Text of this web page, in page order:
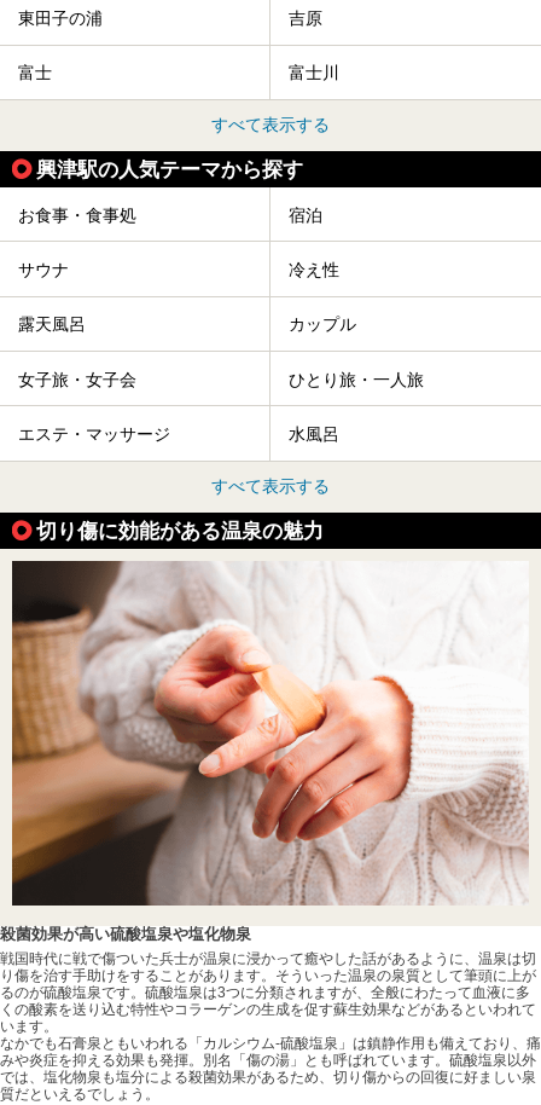
東田子の浦 吉原
富士 富士川
すべて表示する
興津駅の人気テーマから探す
お食事・食事処 宿泊
サウナ 冷え性
露天風呂 カップル
女子旅・女子会 ひとり旅・一人旅
エステ・マッサージ 水風呂
すべて表示する
切り傷に効能がある温泉の魅力
殺菌効果が高い硫酸塩泉や塩化物泉
戦国時代に戦で傷ついた兵士が温泉に浸かって癒やした話があるように、温泉は切
り傷を治す手助けをすることがあります。そういった温泉の泉質として筆頭に上が
るのが硫酸塩泉です。硫酸塩泉は3つに分類されますが、全般にわたって血液に多
くの酸素を送り込む特性やコラーゲンの生成を促す蘇生効果などがあるといわれて
います。
なかでも石膏泉ともいわれる「カルシウム-硫酸塩泉」は鎮静作用も備えており、痛
みや炎症を抑える効果も発揮。別名「傷の湯」とも呼ばれています。硫酸塩泉以外
では、塩化物泉も塩分による殺菌効果があるため、切り傷からの回復に好ましい泉
質だといえるでしょう。